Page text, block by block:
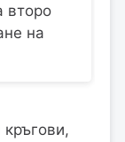
второ
на